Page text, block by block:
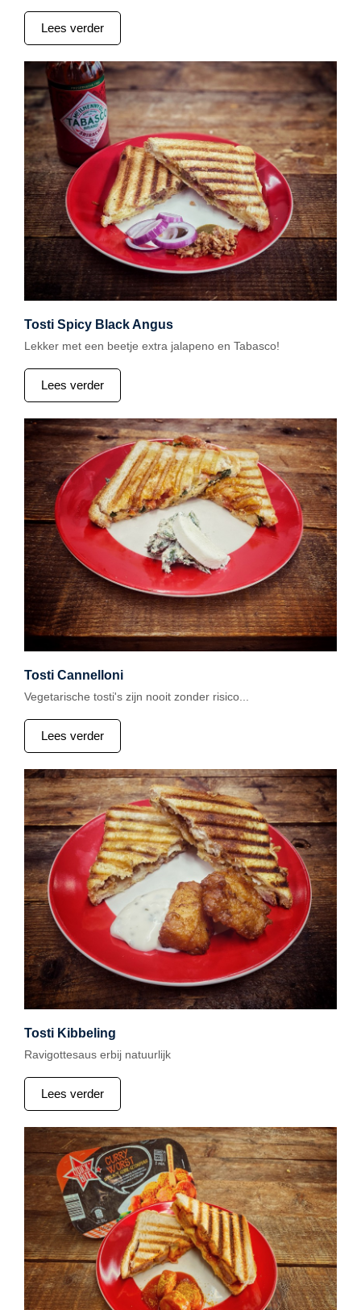
Lees verder
Tosti Spicy Black Angus
Lekker met een beetje extra jalapeno en Tabasco!
Lees verder
Tosti Cannelloni
Vegetarische tosti's zijn nooit zonder risico...
Lees verder
Tosti Kibbeling
Ravigottesaus erbij natuurlijk
Lees verder